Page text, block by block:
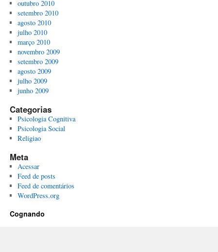
outubro 2010
setembro 2010
agosto 2010
julho 2010
março 2010
novembro 2009
setembro 2009
agosto 2009
julho 2009
junho 2009
Categorias
Psicologia Cognitiva
Psicologia Social
Religiao
Meta
Acessar
Feed de posts
Feed de comentários
WordPress.org
Cognando